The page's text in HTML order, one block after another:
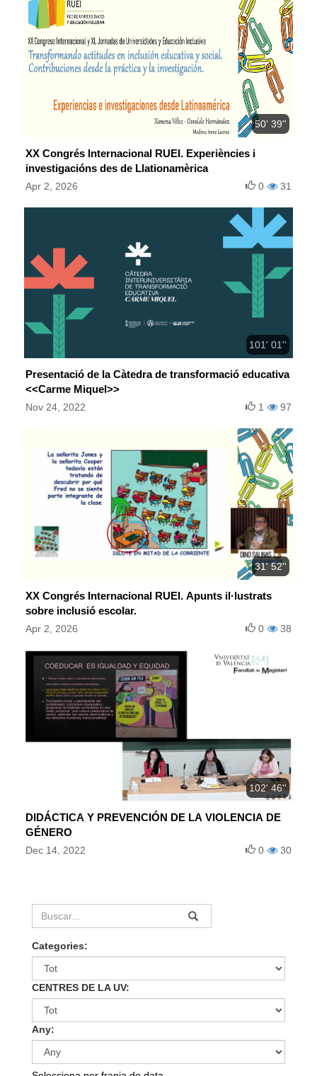
50' 39''
XX Congrés Internacional RUEI. Experiències i
investigacións des de Llationamèrica
Apr 2, 2026 31
0
101' 01''
Presentació de la Càtedra de transformació educativa
<<Carme Miquel>>
Nov 24, 2022 97
1
31' 52''
XX Congrés Internacional RUEI. Apunts il·lustrats
sobre inclusió escolar.
Apr 2, 2026 38
0
102' 46''
DIDÁCTICA Y PREVENCIÓN DE LA VIOLENCIA DE
GÉNERO
Dec 14, 2022 30
0
Categories:
CENTRES DE LA UV:
Any: